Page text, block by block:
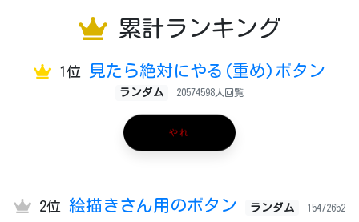
累計ランキング
1位 見たら絶対にやる(重め)ボタン
ランダム 20574598人回覧
やれ
2位 絵描きさん用のボタン ランダム 15472652